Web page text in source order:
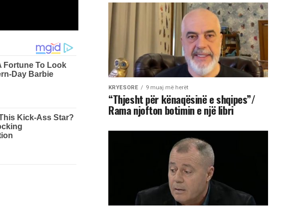
KRYESORE 9 muaj më herët
“Thjesht për kënaqësinë e shqipes”/
Rama njofton botimin e një libri